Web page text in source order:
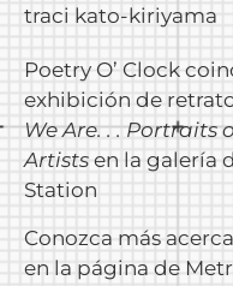
traci kato-kiriyama
Poetry O’ Clock
exhibición de
We Are. . . Portraits
Artists en la galería
Station
Conozca más
en la página de